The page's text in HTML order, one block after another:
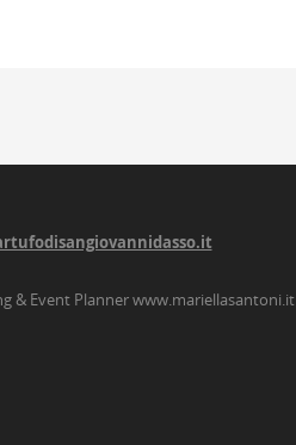
& Event Plannerwww.mariellasantoni.it